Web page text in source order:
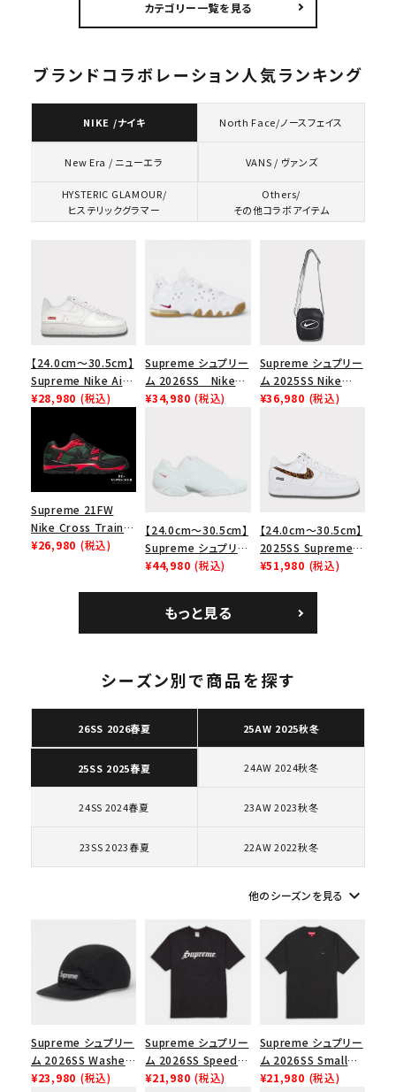
キーワードから探す
キャップ・ハット
パーカー・クルーネック
カテゴリーから探す
コラボレーションブランドから探す
価格から探す
在庫のない商品を表示する
絞り込んで検索する
シックロゴ 6パネルキ
ャップ ブラック
カテゴリー一覧を見る
ブランドコラボレーション人気ランキング
NIKE /ナイキ North Face/ノースフェイス
New Era / ニューエラ VANS / ヴァンズ
HYSTERIC GLAMOUR/
ヒステリックグラマー
Others/
その他コラボアイテム
【24.0cm～30.5cm】
Supreme Nike Air
Force 1 Low シュプ
ース１スニーカー シ
ューズ ホワイト
¥28,980 (税込)
Supreme シュプリー
ム 2026SS Nike
SB Air Max 2 CB 94
¥34,980 (税込)
Supreme シュプリー
ム 2025SS Nike
Leather Shoulder
¥36,980 (税込)
Supreme 21FW
Nike Cross Trainer
Low ナイキクロスト
¥26,980 (税込)
【24.0cm～30.5cm】
Supreme シュプリー
ム 2023AW Nike
カー ホワイト 白
¥44,980 (税込)
【24.0cm～30.5cm】
2025SS Supreme
GOODENOUGH
ムグッドイナフ ナイキ
エアフォース１スニー
ト
¥51,980 (税込)
もっと見る
シーズン別で商品を探す
26SS 2026春夏 25AW 2025秋冬
25SS 2025春夏 24AW 2024秋冬
24SS 2024春夏 23AW 2023秋冬
23SS 2023春夏 22AW 2022秋冬
他のシーズンを見る keyboard_arrow_down
Supreme シュプリー
ム 2026SS Washed
Chino Twill Camp
¥23,980 (税込)
Supreme シュプリー
ム 2026SS Speed
Tee スピードTシャツ
¥21,980 (税込)
Supreme シュプリー
ム 2026SS Small
Box Tee スモールボ
¥21,980 (税込)